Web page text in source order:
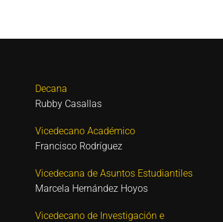
Decana
Rubby Casallas
Vicedecano Académico
Francisco Rodríguez
Vicedecana de Asuntos Estudiantiles
Marcela Hernández Hoyos
Vicedecano de Investigación e